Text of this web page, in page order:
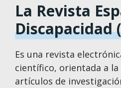
La Revista
Discapacidad
Es una revista
científico, orientada a
artículos de